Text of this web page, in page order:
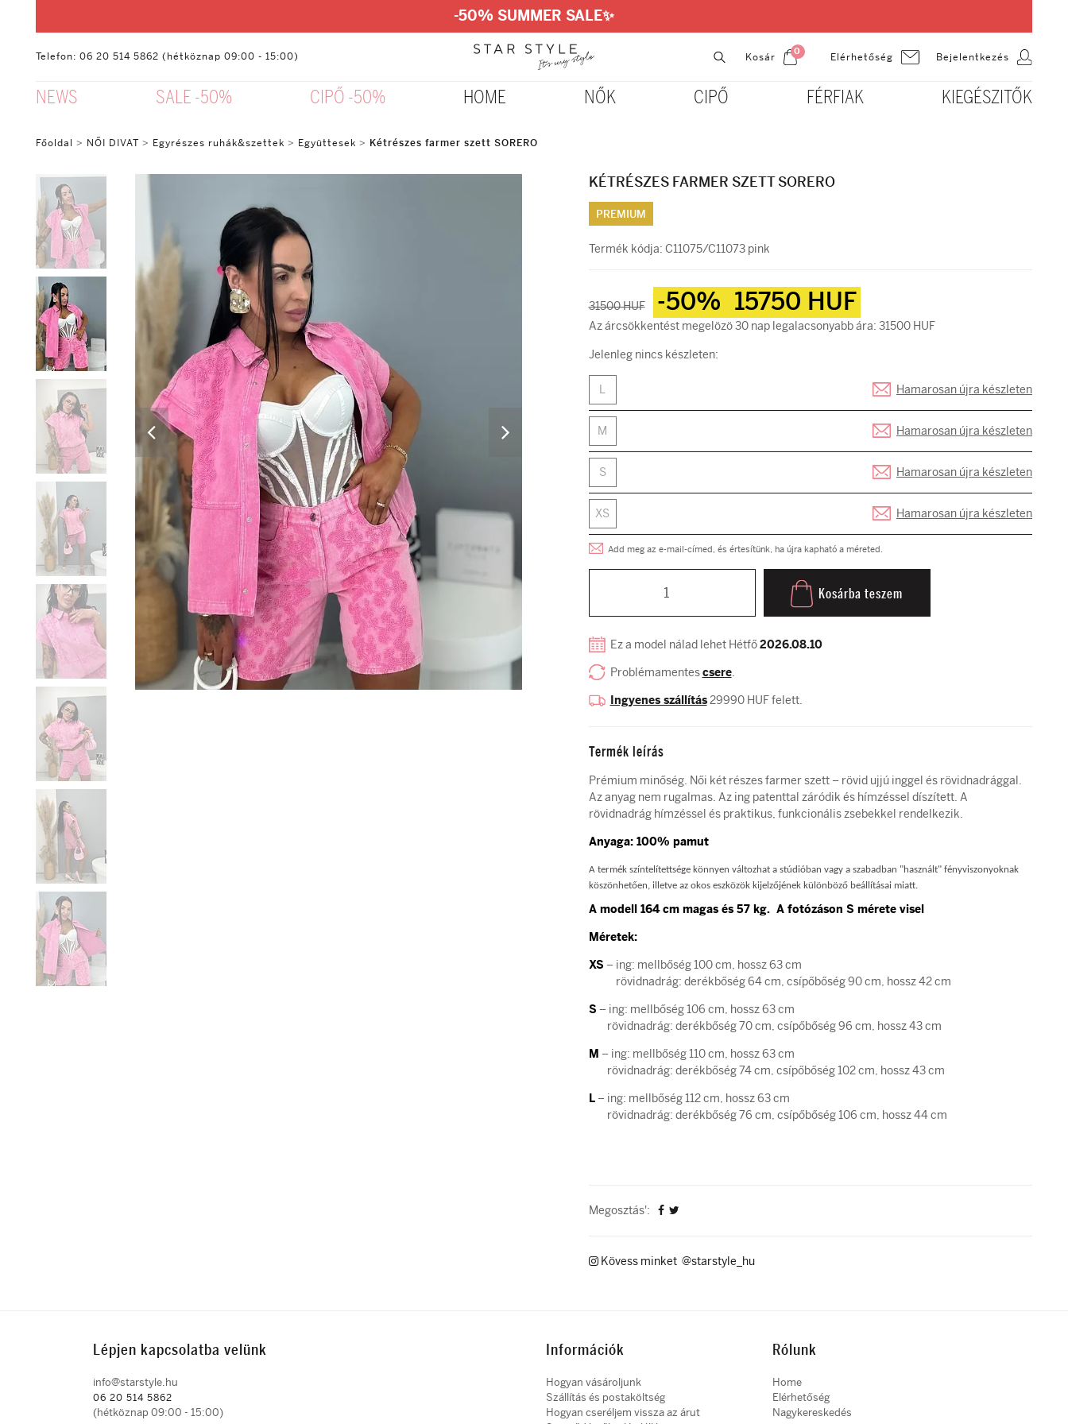
-50% SUMMER SALE✨
Telefon: 06 20 514 5862 (hétköznap 09:00 - 15:00) Kosár
0
Elérhetőség Bejelentkezés
NEWS SALE -50% CIPŐ -50% HOME NŐK CIPŐ FÉRFIAK KIEGÉSZITŐK
Főoldal > NŐI DIVAT > Egyrészes ruhák&szettek > Együttesek > Kétrészes farmer szett SORERO
KÉTRÉSZES FARMER SZETT SORERO
PREMIUM
Termék kódja: C11075/C11073 pink
31500 HUF -50% 15750 HUF
Az árcsökkentést megelözö 30 nap legalacsonyabb ára: 31500 HUF
Jelenleg nincs készleten:
L Hamarosan újra készleten
M Hamarosan újra készleten
S Hamarosan újra készleten
XS Hamarosan újra készleten
Add meg az e-mail-címed, és értesítünk, ha újra kapható a méreted.
Kosárba teszem
Ez a model nálad lehet Hétfő2026.08.10
Problémamentescsere.
Ingyenes szállítás29990 HUF felett.
Termék leírás
Prémium minőség. Női két részes farmer szett – rövid ujjú inggel és rövidnadrággal.
Az anyag nem rugalmas. Az ing patenttal záródik és hímzéssel díszített. A
rövidnadrág hímzéssel és praktikus, funkcionális zsebekkel rendelkezik.
Anyaga: 100% pamut
A termék színtelítettsége könnyen változhat a stúdióban vagy a szabadban "használt" fényviszonyoknak
köszönhetően, illetve az okos eszközök kijelzőjének különböző beállításai miatt.
A modell 164 cm magas és 57 kg. A fotózáson S mérete visel
Méretek:
XS – ing: mellbőség 100 cm, hossz 63 cm
rövidnadrág: derékbőség 64 cm, csípőbőség 90 cm, hossz 42 cm
S – ing: mellbőség 106 cm, hossz 63 cm
rövidnadrág: derékbőség 70 cm, csípőbőség 96 cm, hossz 43 cm
M – ing: mellbőség 110 cm, hossz 63 cm
rövidnadrág: derékbőség 74 cm, csípőbőség 102 cm, hossz 43 cm
L– ing: mellbőség 112 cm, hossz 63 cm
rövidnadrág: derékbőség 76 cm, csípőbőség 106 cm, hossz 44 cm
Megosztás':
Kövess minket @starstyle_hu
Lépjen kapcsolatba velünk
info@starstyle.hu
06 20 514 5862
(hétköznap 09:00 - 15:00)
Információk
Hogyan vásároljunk
Szállítás és postaköltség
Hogyan cseréljem vissza az árut
Rólunk
Home
Elérhetőség
Nagykereskedés